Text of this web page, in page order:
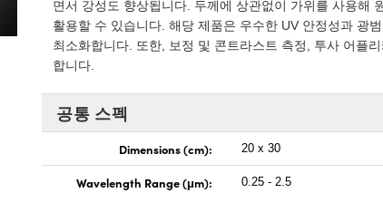
면서 강성도 향상됩니다. 두께에 상관없이 가위를 사용해
활용할 수 있습니다. 해당 제품은 우수한 UV 안정성과 광
최소화합니다. 또한, 보정 및 콘트라스트 측정, 투사 어플
합니다.
공통 스펙
Dimensions (cm): 20 x 30
Wavelength Range (μm): 0.25 - 2.5